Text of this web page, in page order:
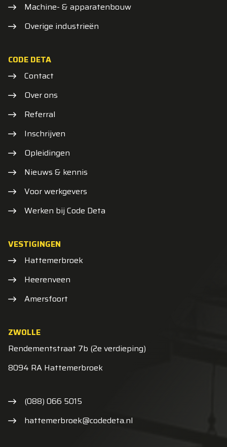
Machine- & apparatenbouw
Overige industrieën
CODE DETA
Contact
Over ons
Referral
Inschrijven
Opleidingen
Nieuws & kennis
Voor werkgevers
Werken bij Code Deta
VESTIGINGEN
Hattemerbroek
Heerenveen
Amersfoort
ZWOLLE
Rendementstraat 7b (2e verdieping)
8094 RA Hattemerbroek
(088) 066 5015
hattemerbroek@codedeta.nl